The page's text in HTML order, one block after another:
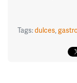
Tags:dulces,